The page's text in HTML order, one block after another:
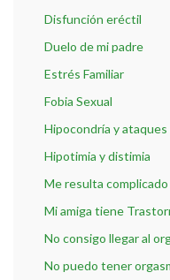
Disfunción eréctil
Duelo de mi padre
Estrés Familiar
Fobia Sexual
Hipocondría y ataques
Hipotimia y distimia
Me resulta
Mi amiga tiene
No consigo llegar al
No puedo tener